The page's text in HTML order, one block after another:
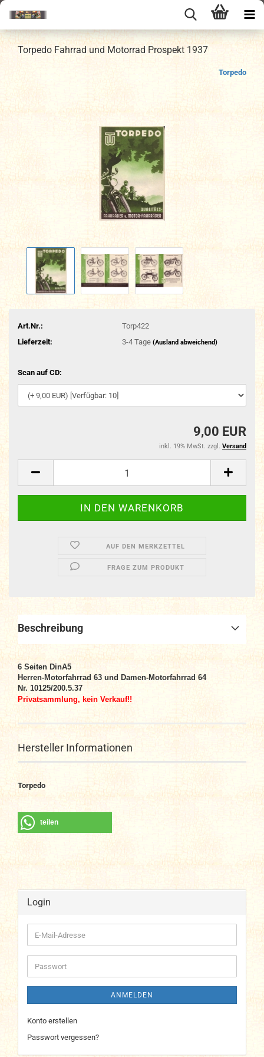
Torpedo Fahrrad und Motorrad Prospekt 1937
Torpedo
Art.Nr.:
Torp422
Lieferzeit:
3-4 Tage (Ausland abweichend)
Scan auf CD:
9,00 EUR
inkl. 19% MwSt. zzgl. Versand
AUF DEN MERKZETTEL
FRAGE ZUM PRODUKT
Beschreibung
6 Seiten DinA5
Herren-Motorfahrrad 63 und Damen-Motorfahrrad 64
Nr. 10125/200.5.37
Privatsammlung, kein Verkauf!!
Hersteller Informationen
Torpedo
teilen
Login
E-
Mail-
Adresse
Passwort
ANMELDEN
Konto erstellen
Passwort vergessen?